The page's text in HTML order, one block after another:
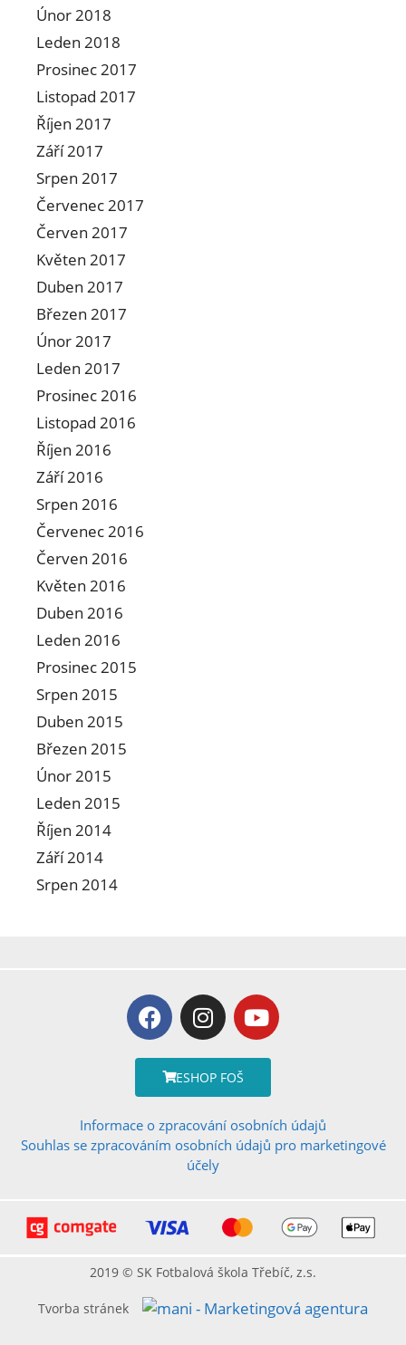
Únor 2018
Leden 2018
Prosinec 2017
Listopad 2017
Říjen 2017
Září 2017
Srpen 2017
Červenec 2017
Červen 2017
Květen 2017
Duben 2017
Březen 2017
Únor 2017
Leden 2017
Prosinec 2016
Listopad 2016
Říjen 2016
Září 2016
Srpen 2016
Červenec 2016
Červen 2016
Květen 2016
Duben 2016
Leden 2016
Prosinec 2015
Srpen 2015
Duben 2015
Březen 2015
Únor 2015
Leden 2015
Říjen 2014
Září 2014
Srpen 2014
ESHOP FOŠ
Informace o zpracování osobních údajů
Souhlas se zpracováním osobních údajů pro marketingové
účely
Tvorba stránek
2019 © SK Fotbalová škola Třebíč, z.s.